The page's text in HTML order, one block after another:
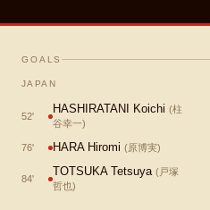
GOALS
JAPAN
52'
HASHIRATANI Koichi (柱
谷幸一)
76' HARA Hiromi (原博実)
84'
TOTSUKA Tetsuya (戸塚
哲也)